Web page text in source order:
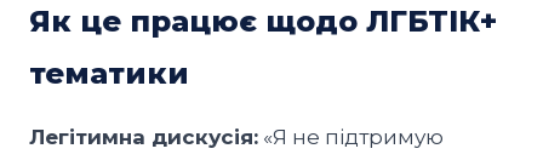
Як це працює щодо ЛГБТІК+
тематики
Легітимна дискусія: «Я не підтримую